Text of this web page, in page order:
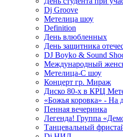
Dj Groove
Метелица шоу
Definition
День влюбленных
День защитника
DJ Boyko & Sound
Международный
Метелица-С шоу
Концерт гр. Мираж
Диско 80-х в КРЦ
«Божья коровка» - На
Пенная вечеринка
Легенда! Группа
Танцевальный